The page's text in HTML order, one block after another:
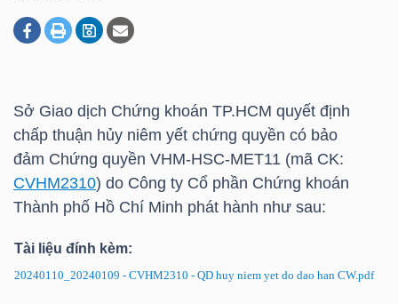
Sở Giao dịch Chứng khoán TP.HCM quyết định
chấp thuận hủy niêm yết chứng quyền có bảo
đảm Chứng quyền VHM-HSC-MET11 (mã CK:
CVHM2310) do Công ty Cổ phần Chứng khoán
Thành phố Hồ Chí Minh phát hành như sau:
Tài liệu đính kèm:
20240110_20240109 - CVHM2310 - QD huy niem yet do dao han CW.pdf
BẤT
ĐỘNG